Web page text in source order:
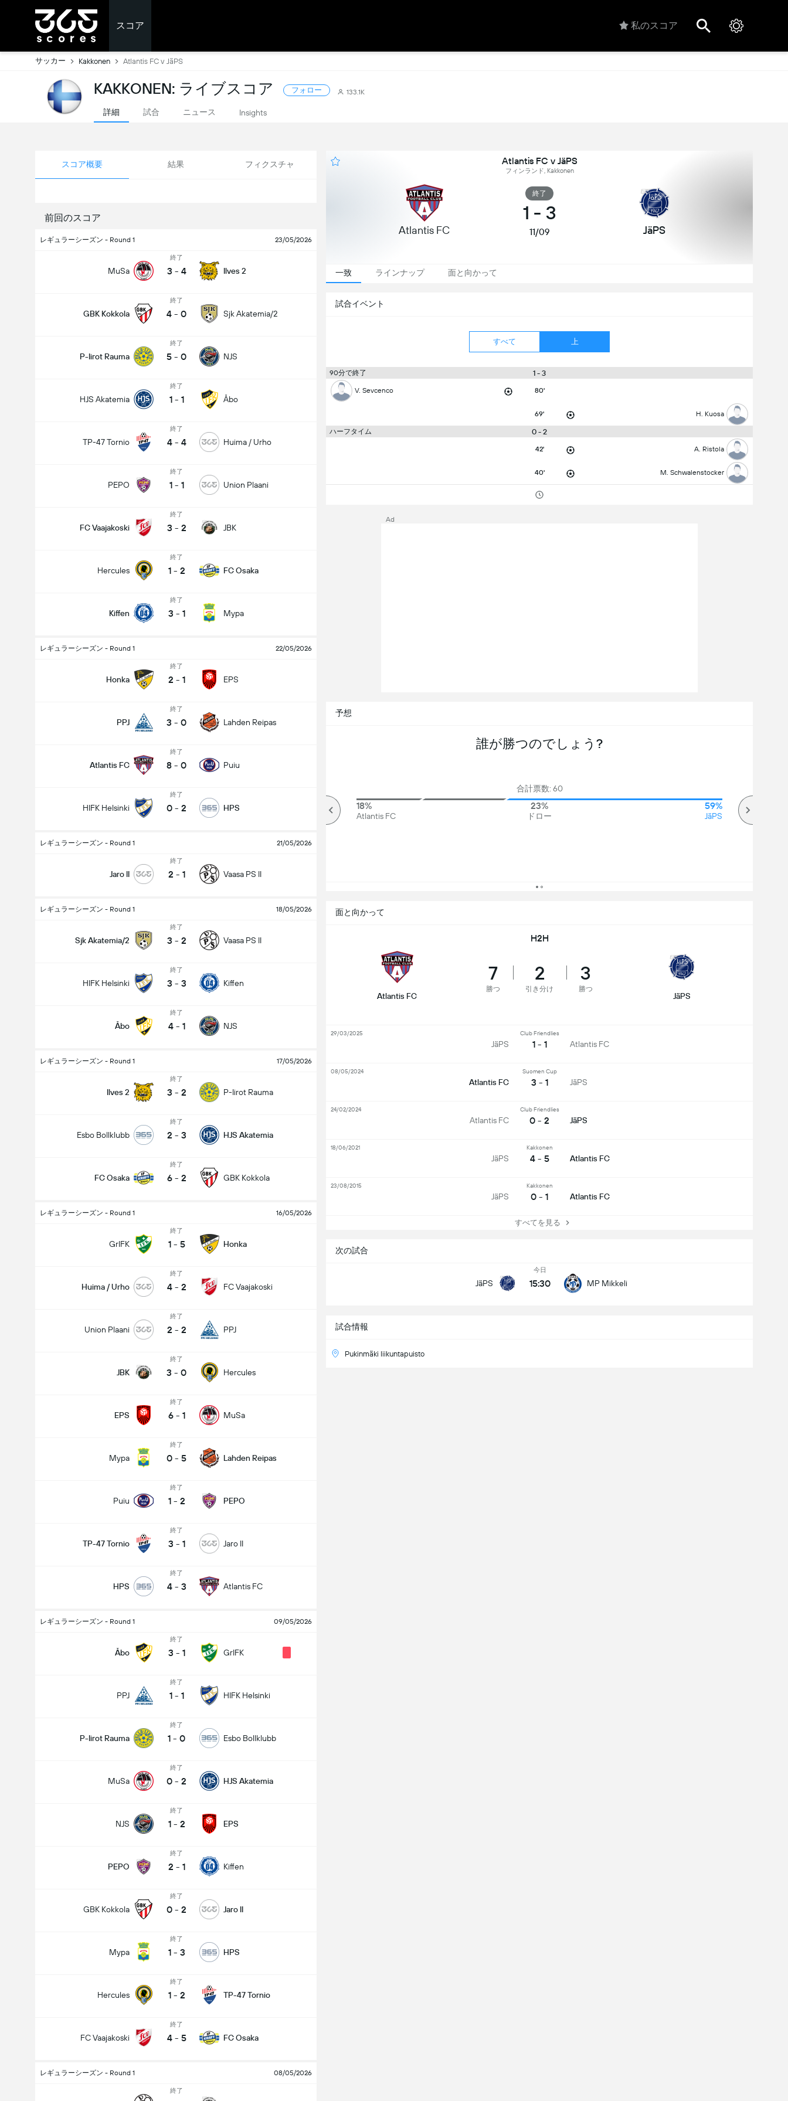
スコア 私のスコア
サッカー Kakkonen Atlantis FC v JäPS
KAKKONEN: ライブスコア フォロー 133.1K
詳細 試合 ニュース Insights
スコア概要 結果 フィクスチャ
前回のスコア
レギュラーシーズン - Round 1 23/05/2026
MuSa
終了
3 - 4 Ilves 2
GBK Kokkola
終了
4 - 0 Sjk Akatemia/2
P-Iirot Rauma
終了
5 - 0 NJS
HJS Akatemia
終了
1 - 1 Åbo
TP-47 Tornio
終了
4 - 4 Huima / Urho
PEPO
終了
1 - 1 Union Plaani
FC Vaajakoski
終了
3 - 2 JBK
Hercules
終了
1 - 2 FC Osaka
Kiffen
終了
3 - 1 Mypa
レギュラーシーズン - Round 1 22/05/2026
Honka
終了
2 - 1 EPS
PPJ
終了
3 - 0 Lahden Reipas
Atlantis FC
終了
8 - 0 Puiu
HIFK Helsinki
終了
0 - 2 HPS
レギュラーシーズン - Round 1 21/05/2026
Jaro II
終了
2 - 1 Vaasa PS II
レギュラーシーズン - Round 1 18/05/2026
Sjk Akatemia/2
終了
3 - 2 Vaasa PS II
HIFK Helsinki
終了
3 - 3 Kiffen
Åbo
終了
4 - 1 NJS
レギュラーシーズン - Round 1 17/05/2026
Ilves 2
終了
3 - 2 P-Iirot Rauma
Esbo Bollklubb
終了
2 - 3 HJS Akatemia
FC Osaka
終了
6 - 2 GBK Kokkola
レギュラーシーズン - Round 1 16/05/2026
GrIFK
終了
1 - 5 Honka
Huima / Urho
終了
4 - 2 FC Vaajakoski
Union Plaani
終了
2 - 2 PPJ
JBK
終了
3 - 0 Hercules
EPS
終了
6 - 1 MuSa
Mypa
終了
0 - 5 Lahden Reipas
Puiu
終了
1 - 2 PEPO
TP-47 Tornio
終了
3 - 1 Jaro II
HPS
終了
4 - 3 Atlantis FC
レギュラーシーズン - Round 1 09/05/2026
Åbo
終了
3 - 1 GrIFK
PPJ
終了
1 - 1 HIFK Helsinki
P-Iirot Rauma
終了
1 - 0 Esbo Bollklubb
MuSa
終了
0 - 2 HJS Akatemia
NJS
終了
1 - 2 EPS
PEPO
終了
2 - 1 Kiffen
GBK Kokkola
終了
0 - 2 Jaro II
Mypa
終了
1 - 3 HPS
Hercules
終了
1 - 2 TP-47 Tornio
FC Vaajakoski
終了
4 - 5 FC Osaka
レギュラーシーズン - Round 1 08/05/2026
終了
Atlantis FC v JäPS
フィンランド, Kakkonen
Atlantis FC
終了
1 - 3
11/09 JäPS
一致 ラインナップ 面と向かって
試合イベント
すべて 上
90分で終了 1 - 3
V. Sevcenco 80'
69' H. Kuosa
ハーフタイム 0 - 2
42' A. Ristola
40' M. Schwalenstocker
次の試合
JäPS
今日
15:30 MP Mikkeli
試合情報
Pukinmäki liikuntapuisto
予想
誰が勝つのでしょう?
合計票数: 60
18%
Atlantis FC
23%
ドロー
59%
JäPS
面と向かって
H2H
Atlantis FC
7
勝つ
2
引き分け
3
勝つ
JäPS
JäPS
Club Friendlies
1 - 1 Atlantis FC
29/03/2025
Atlantis FC
Suomen Cup
3 - 1 JäPS
08/05/2024
Atlantis FC
Club Friendlies
0 - 2 JäPS
24/02/2024
JäPS
Kakkonen
4 - 5 Atlantis FC
18/06/2021
JäPS
Kakkonen
0 - 1 Atlantis FC
23/08/2015
すべてを見る
Ad